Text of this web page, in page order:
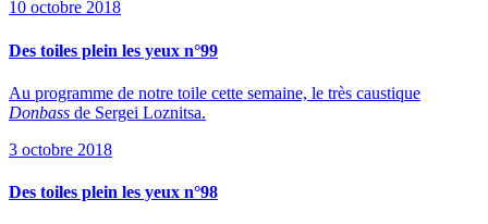
10 octobre 2018
Des toiles plein les yeux n°99
Au programme de notre toile cette semaine, le très caustique
Donbass de Sergei Loznitsa.
3 octobre 2018
Des toiles plein les yeux n°98